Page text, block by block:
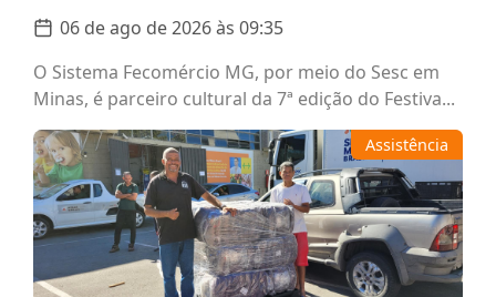
06 de ago de 2026 às 09:35
O Sistema Fecomércio MG, por meio do Sesc em
Minas, é parceiro cultural da 7ª edição do Festiva...
Assistência